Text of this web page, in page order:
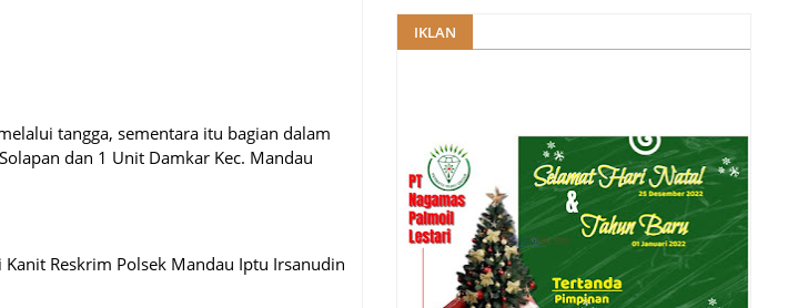
tangga, sementara itu bagian dalam
dan 1 Unit Damkar Kec. Mandau
Reskrim Polsek Mandau Iptu Irsanudin
IKLAN